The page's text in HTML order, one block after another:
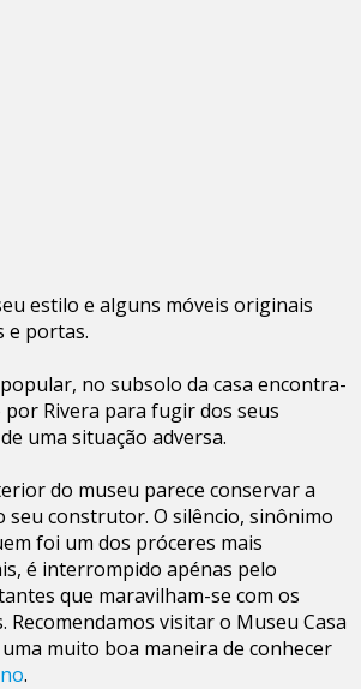
estilo e alguns móveis originais
e portas.
no subsolo da casa encontra-
Rivera para fugir dos seus
uma situação adversa.
do museu parece conservar a
seu construtor. O silêncio, sinônimo
foi um dos próceres mais
é interrompido apénas pelo
que maravilham-se com os
Recomendamos visitar o Museu Casa
muito boa maneira de conhecer
.